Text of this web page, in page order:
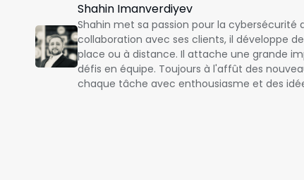
Shahin Imanverdiyev
Shahin met sa passion pour la cybersécurité
collaboration avec ses clients, il développe
place ou à distance. Il attache une grande
défis en équipe. Toujours à l'affût des
chaque tâche avec enthousiasme et des